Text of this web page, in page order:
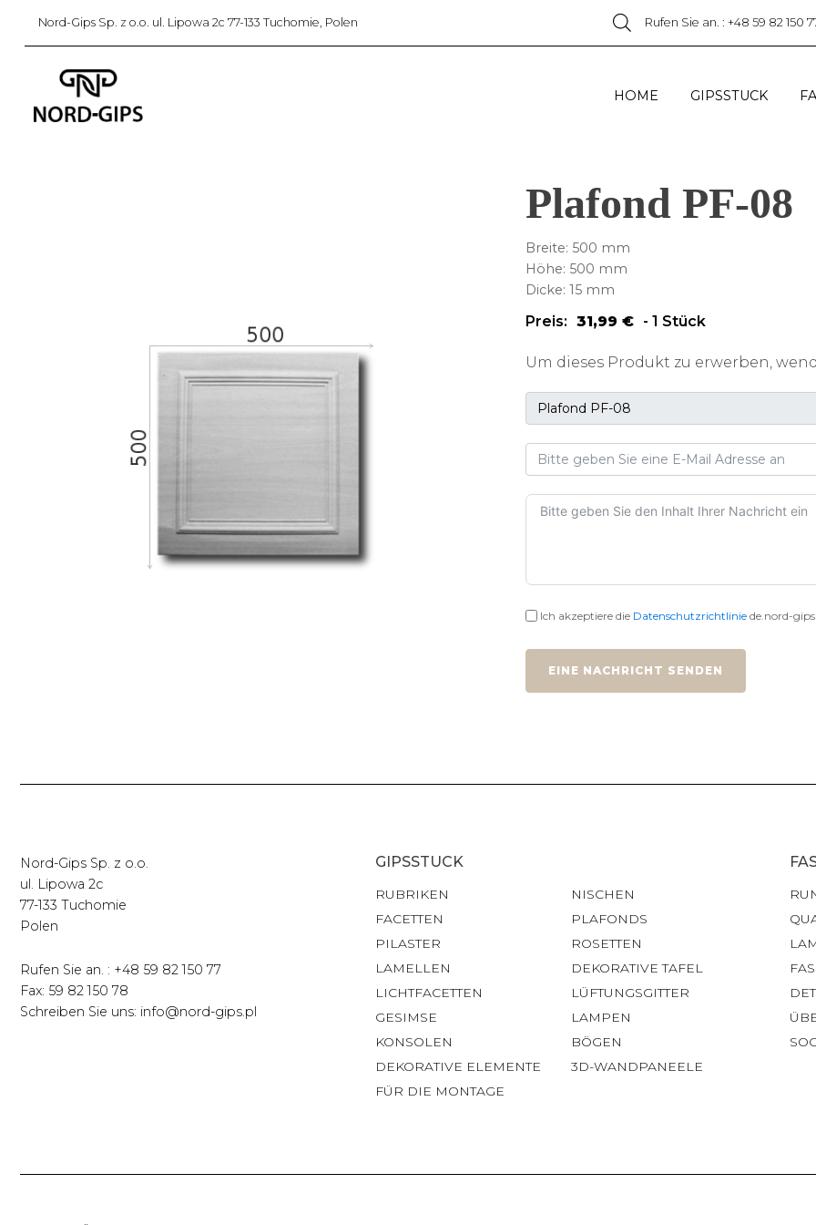
Nord-Gips Sp. z o.o. ul. Lipowa 2c 77-133 Tuchomie, Polen Rufen Sie an. : +48 59 82 150
HOME GIPSSTUCK
Plafond PF-08
Breite: 500 mm
Höhe: 500 mm
Dicke: 15 mm
Preis: 31,99 € - 1 Stück
Um dieses Produkt zu erwerben,
Ich akzeptiere die Datenschutzrichtlinie de.nord-
EINE NACHRICHT SENDEN
Nord-Gips Sp. z o.o.
ul. Lipowa 2c
77-133 Tuchomie
Polen
Rufen Sie an. : +48 59 82 150 77
Fax: 59 82 150 78
Schreiben Sie uns: info@nord-gips.pl
GIPSSTUCK
RUBRIKEN
FACETTEN
PILASTER
LAMELLEN
LICHTFACETTEN
GESIMSE
KONSOLEN
DEKORATIVE ELEMENTE
FÜR DIE MONTAGE
NISCHEN
PLAFONDS
ROSETTEN
DEKORATIVE TAFEL
LÜFTUNGSGITTER
LAMPEN
BÖGEN
3D-WANDPANEELE